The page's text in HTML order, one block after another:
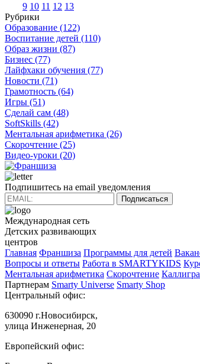
9 10 11 12 13
Рубрики
Образование (122)
Воспитание детей (110)
Образ жизни (87)
Бизнес (77)
Лайфхаки обучения (77)
Новости (71)
Грамотность (64)
Игры (51)
Сделай сам (48)
SoftSkills (42)
Ментальная арифметика (26)
Скорочтение (25)
Видео-уроки (20)
Подпишитесь на email уведомления
Подписаться
Международная сеть
Детских развивающих
центров
Главная Франшиза Программы для детей
Вопросы и ответы Работа в SMARTYKIDS
Ментальная арифметика Скорочтение
Партнерам Smarty Universe Smarty Shop
Центральный офис:
630090 г.Новосибирск,
улица Инженерная, 20
Европейский офис: